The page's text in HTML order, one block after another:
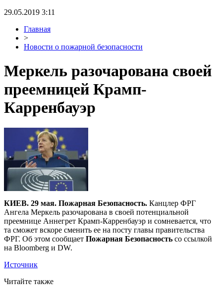
29.05.2019 3:11
Главная
>
Новости о пожарной безопасности
Меркель разочарована своей
преемницей Крамп-
Карренбауэр
КИЕВ. 29 мая. Пожарная Безопасность. Канцлер ФРГ
Ангела Меркель разочарована в своей потенциальной
преемнице Аннегрет Крамп-Карренбауэр и сомневается, что
та сможет вскоре сменить ее на посту главы правительства
ФРГ. Об этом сообщает Пожарная Безопасность со ссылкой
на Bloomberg и DW.
Источник
Читайте также